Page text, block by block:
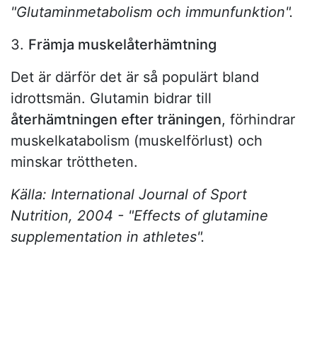
"Glutaminmetabolism och immunfunktion".
3. Främja muskelåterhämtning
Det är därför det är så populärt bland
idrottsmän. Glutamin bidrar till
återhämtningen efter träningen, förhindrar
muskelkatabolism (muskelförlust) och
minskar tröttheten.
Källa: International Journal of Sport
Nutrition, 2004 - "Effects of glutamine
supplementation in athletes".